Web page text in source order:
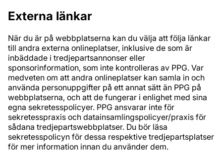
Externa länkar
När du är på webbplatserna kan du välja att följa länkar
till andra externa onlineplatser, inklusive de som är
inbäddade i tredjepartsannonser eller
sponsorinformation, som inte kontrolleras av PPG. Var
medveten om att andra onlineplatser kan samla in och
använda personuppgifter på ett annat sätt än PPG på
webbplatserna, och att de fungerar i enlighet med sina
egna sekretesspolicyer. PPG ansvarar inte för
sekretesspraxis och datainsamlingspolicyer/praxis för
sådana tredjepartswebbplatser. Du bör läsa
sekretesspolicyn för dessa respektive tredjepartsplatser
för mer information innan du använder dem.